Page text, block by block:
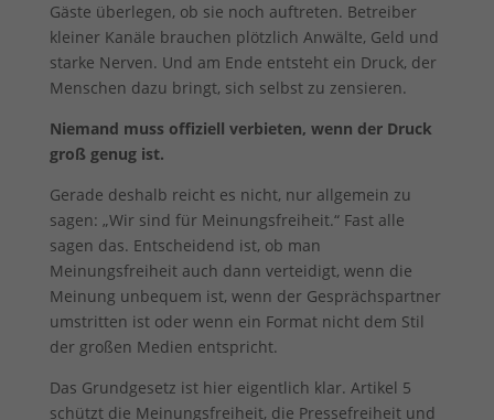
Gäste überlegen, ob sie noch auftreten. Betreiber
kleiner Kanäle brauchen plötzlich Anwälte, Geld und
starke Nerven. Und am Ende entsteht ein Druck, der
Menschen dazu bringt, sich selbst zu zensieren.
Niemand muss offiziell verbieten, wenn der Druck
groß genug ist.
Gerade deshalb reicht es nicht, nur allgemein zu
sagen: „Wir sind für Meinungsfreiheit.“ Fast alle
sagen das. Entscheidend ist, ob man
Meinungsfreiheit auch dann verteidigt, wenn die
Meinung unbequem ist, wenn der Gesprächspartner
umstritten ist oder wenn ein Format nicht dem Stil
der großen Medien entspricht.
Das Grundgesetz ist hier eigentlich klar. Artikel 5
schützt die Meinungsfreiheit, die Pressefreiheit und